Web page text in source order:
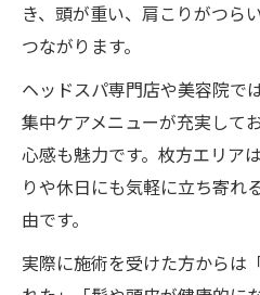
ヘッドスパで髪と心に
ヘッドスパで実感す
術
頭皮ケアで得られ
ヘッドスパ施術中
美容院でのヘッド
自宅でも出来る簡
き、頭が重い、肩こりがつら
つながります。
ヘッドスパ専門店や美容院で
集中ケアメニューが充実して
心感も魅力です。枚方エリア
りや休日にも気軽に立ち寄れ
由です。
実際に施術を受けた方からは